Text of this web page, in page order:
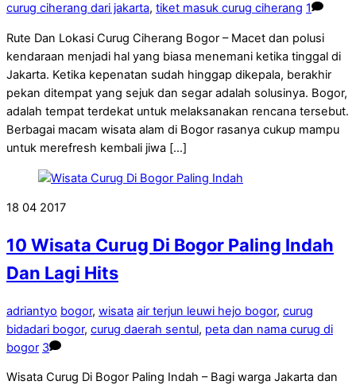
curug ciherang dari jakarta, tiket masuk curug ciherang 1
Rute Dan Lokasi Curug Ciherang Bogor – Macet dan polusi
kendaraan menjadi hal yang biasa menemani ketika tinggal di
Jakarta. Ketika kepenatan sudah hinggap dikepala, berakhir
pekan ditempat yang sejuk dan segar adalah solusinya. Bogor,
adalah tempat terdekat untuk melaksanakan rencana tersebut.
Berbagai macam wisata alam di Bogor rasanya cukup mampu
untuk merefresh kembali jiwa […]
18 04 2017
10 Wisata Curug Di Bogor Paling Indah
Dan Lagi Hits
adriantyo bogor, wisata air terjun leuwi hejo bogor, curug
bidadari bogor, curug daerah sentul, peta dan nama curug di
bogor 3
Wisata Curug Di Bogor Paling Indah – Bagi warga Jakarta dan